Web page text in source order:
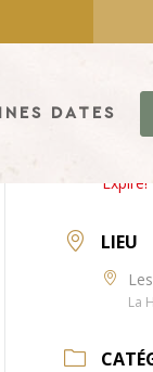
DATES
DATE
Expiré!
LIEU
La